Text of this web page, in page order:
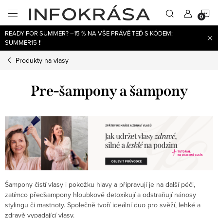
obsah
READY FOR SUMMER? –15 % NA VŠE PRÁVĚ TEĎ S KÓDEM:
SUMMER15 ❗
Produkty na vlasy
Pre-šampony a šampony
Šampony čistí vlasy i pokožku hlavy a připravují je na další péči,
zatímco předšampony hloubkově detoxikují a odstraňují nánosy
stylingu či mastnoty. Společně tvoří ideální duo pro svěží, lehké a
zdravě vypadající vlasy.